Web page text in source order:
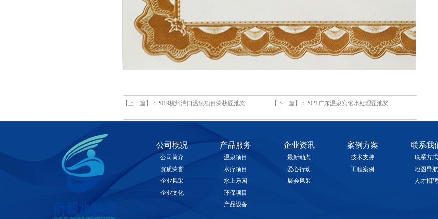
【上一篇】： 2019杭州湍口温泉项目荣获匠池奖 【下一篇】： 2021广东温泉宾馆水处理匠池奖
公司概况
公司简介
资质荣誉
企业风采
企业文化
产品服务
温泉项目
水疗项目
水上乐园
环保项目
产品设备
企业资讯
最新动态
爱心行动
展会风采
案例方案
技术支持
工程案例
联系我
联系方式
地图导航
人才招聘